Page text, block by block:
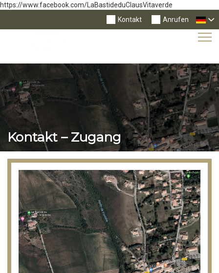
https://www.facebook.com/LaBastideduClausVitaverde
Anrufen
Kontakt
Kontakt – Zugang